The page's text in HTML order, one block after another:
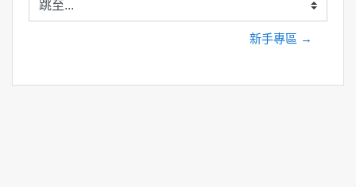
跳至...
新手專區 →